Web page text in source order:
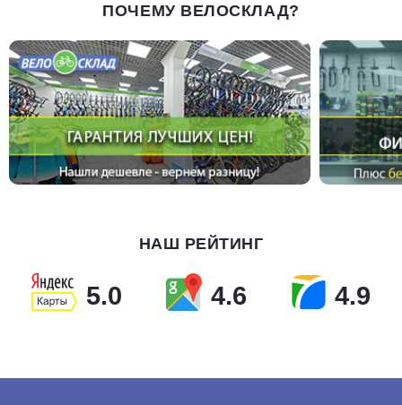
ПОЧЕМУ ВЕЛОСКЛАД?
НАШ РЕЙТИНГ
5.0 4.6 4.9